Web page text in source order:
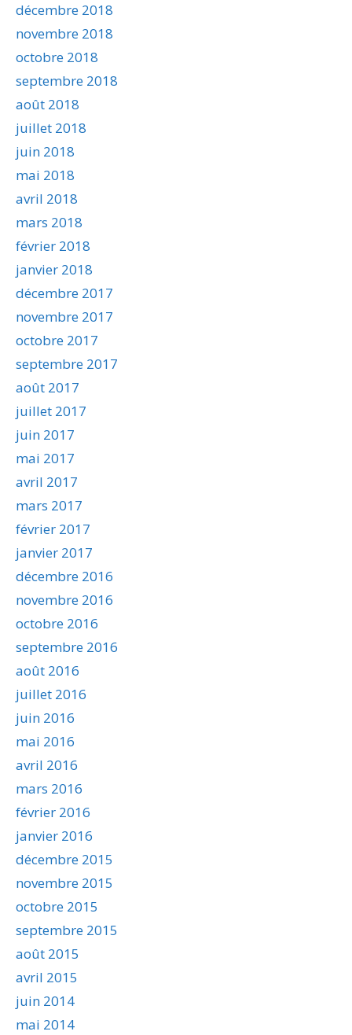
décembre 2018
novembre 2018
octobre 2018
septembre 2018
août 2018
juillet 2018
juin 2018
mai 2018
avril 2018
mars 2018
février 2018
janvier 2018
décembre 2017
novembre 2017
octobre 2017
septembre 2017
août 2017
juillet 2017
juin 2017
mai 2017
avril 2017
mars 2017
février 2017
janvier 2017
décembre 2016
novembre 2016
octobre 2016
septembre 2016
août 2016
juillet 2016
juin 2016
mai 2016
avril 2016
mars 2016
février 2016
janvier 2016
décembre 2015
novembre 2015
octobre 2015
septembre 2015
août 2015
avril 2015
juin 2014
mai 2014